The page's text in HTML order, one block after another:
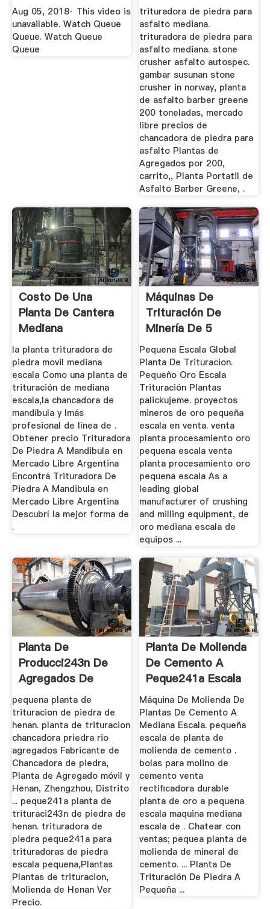
Aug 05, 2018· This video is
unavailable. Watch Queue
Queue. Watch Queue
Queue
trituradora de piedra para
asfalto mediana.
trituradora de piedra para
asfalto mediana. stone
crusher asfalto autospec.
gambar susunan stone
crusher in norway, planta
de asfalto barber greene
200 toneladas, mercado
libre precios de
chancadora de piedra para
asfalto Plantas de
Agregados por 200,
carrito,, Planta Portatil de
Asfalto Barber Greene, .
Costo De Una
Planta De Cantera
Mediana
la planta trituradora de
piedra movil mediana
escala Como una planta de
trituración de mediana
escala,la chancadora de
mandíbula y lmás
profesional de línea de .
Obtener precio Trituradora
De Piedra A Mandibula en
Mercado Libre Argentina
Encontrá Trituradora De
Piedra A Mandibula en
Mercado Libre Argentina
Descubrí la mejor forma de
.
Máquinas De
Trituración De
Minería De 5
Toneladas A ...
Pequena Escala Global
Planta De Trituracion.
Pequeño Oro Escala
Trituración Plantas
palickujeme. proyectos
mineros de oro pequeña
escala en venta. venta
planta procesamiento oro
pequena escala venta
planta procesamiento oro
pequena escala As a
leading global
manufacturer of crushing
and milling equipment, de
oro mediana escala de
equipos ...
Planta De
Producci243n De
Agregados De
Piedra A Peque241a
...
pequena planta de
trituracion de piedra de
henan. planta de trituracion
chancadora priedra rio
agregados Fabricante de
Chancadora de piedra,
Planta de Agregado móvil y
Henan, Zhengzhou, Distrito
... peque241a planta de
trituraci243n de piedra de
henan. trituradora de
piedra peque241a para
trituradoras de piedra
escala pequena,Plantas
Plantas de trituracion,
Molienda de Henan Ver
Precio.
Planta De Molienda
De Cemento A
Peque241a Escala
Máquina De Molienda De
Plantas De Cemento A
Mediana Escala. pequeña
escala de planta de
molienda de cemento .
bolas para molino de
cemento venta
rectificadora durable
planta de oro a pequena
escala maquina mediana
escala de . Chatear con
ventas; pequea planta de
molienda de mineral de
cemento. ... Planta De
Trituración De Piedra A
Pequeña ...